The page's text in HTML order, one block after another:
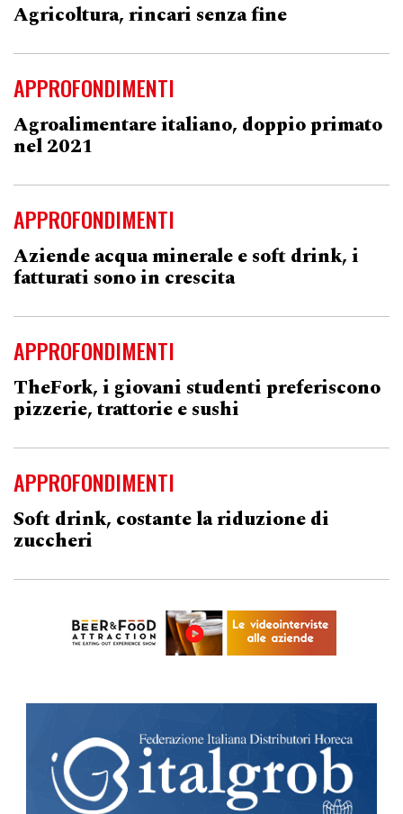
Agricoltura, rincari senza fine
APPROFONDIMENTI
Agroalimentare italiano, doppio primato
nel 2021
APPROFONDIMENTI
Aziende acqua minerale e soft drink, i
fatturati sono in crescita
APPROFONDIMENTI
TheFork, i giovani studenti preferiscono
pizzerie, trattorie e sushi
APPROFONDIMENTI
Soft drink, costante la riduzione di
zuccheri